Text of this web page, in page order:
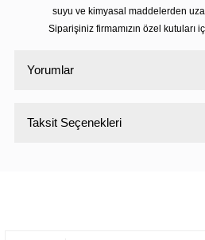
suyu ve kimyasal maddelerden
Siparişiniz firmamızın özel kutuları
Yorumlar
Taksit Seçenekleri